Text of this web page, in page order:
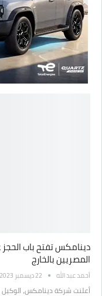
المصريين بالخارج
أحمد عبد الله 22 ديسمبر 2023
أعلنت شركة دينامكس، الوكيل